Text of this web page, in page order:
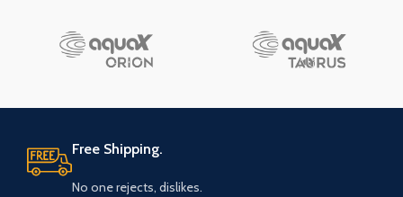
Free Shipping.
No one rejects, dislikes.